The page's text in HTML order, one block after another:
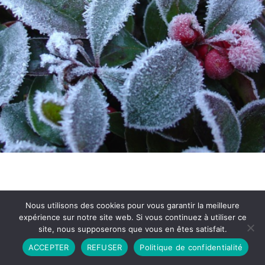
Partenariat Contact
Politique de Confidentialité
CGU
Copyright © 2026 - Propulsé par DIEUDUDIABLE
Nous utilisons des cookies pour vous garantir la meilleure
expérience sur notre site web. Si vous continuez à utiliser ce
site, nous supposerons que vous en êtes satisfait.
ACCEPTER
REFUSER Politique de confidentialité